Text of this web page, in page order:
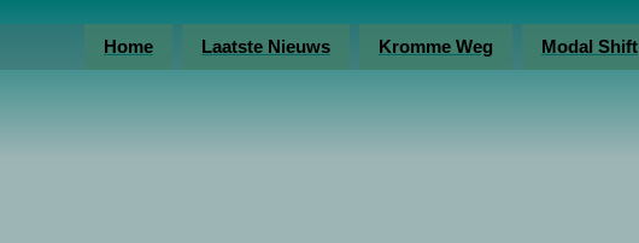
Home Laatste Nieuws Kromme Weg Modal Shift